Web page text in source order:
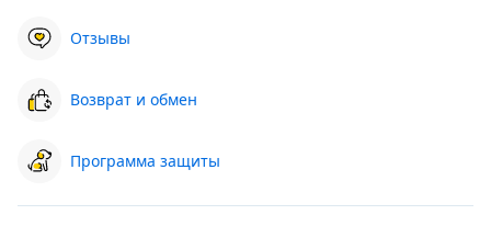
Отзывы
Возврат и обмен
Программа защиты